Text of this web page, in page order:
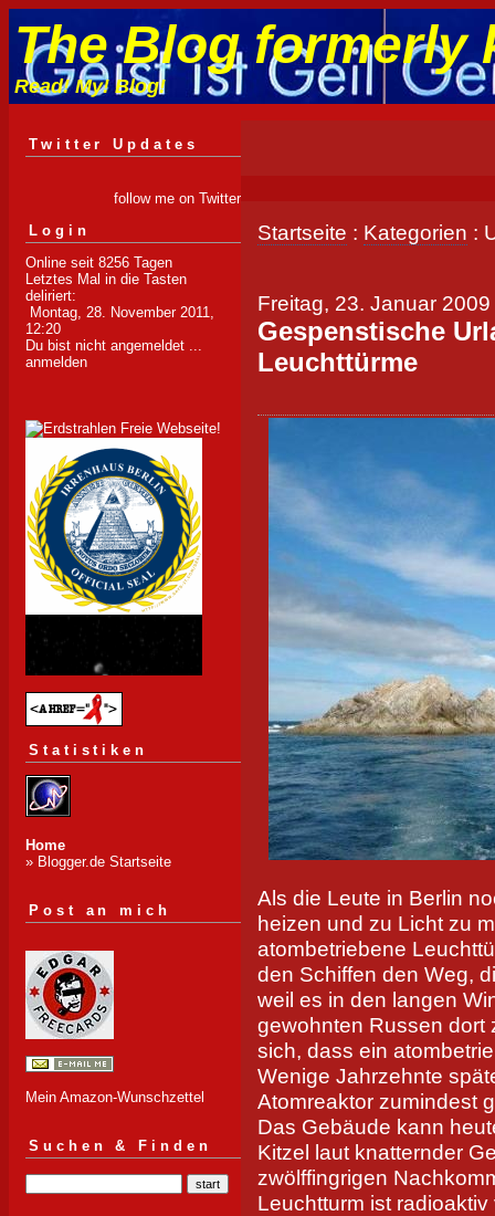
The Blog formerly
Read! My! Blog!
Twitter Updates
follow me on Twitter
Login
Online seit 8256 Tagen
Letztes Mal in die Tasten
deliriert:
Montag, 28. November 2011,
12:20
Du bist nicht angemeldet ...
anmelden
Statistiken
Home
» Blogger.de Startseite
Post an mich
Mein Amazon-Wunschzettel
Suchen & Finden
Startseite : Kategorien :
Freitag, 23. Januar 2009
Gespenstische
Leuchttürme
Als die Leute in Berlin
heizen und zu Licht zu
atombetriebene
den Schiffen den Weg,
weil es in den langen
gewohnten Russen dort
sich, dass ein
Wenige Jahrzehnte
Atomreaktor zumindest
Das Gebäude kann
Kitzel laut knatternder
zwölffingrigen
Leuchtturm ist